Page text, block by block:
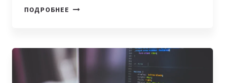
ПОДРОБНЕЕ 33
В
УЗБЕКИСТАНЕ